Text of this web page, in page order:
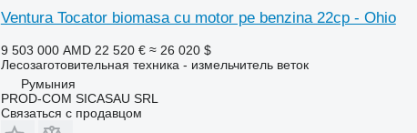
Ventura Tocator biomasa cu motor pe benzina 22cp - Ohio
9 503 000 AMD 22 520 € ≈ 26 020 $
Лесозаготовительная техника - измельчитель веток
Румыния
PROD-COM SICASAU SRL
Связаться с продавцом